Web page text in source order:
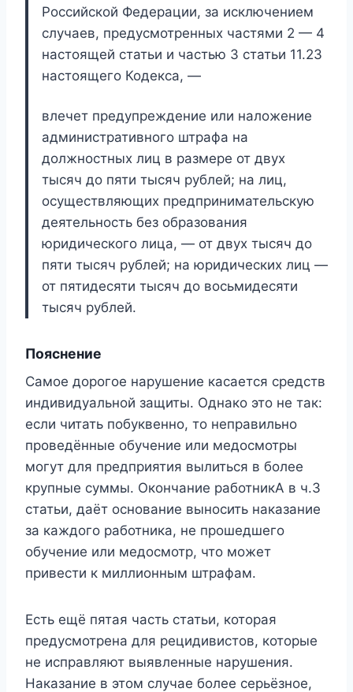
Российской Федерации, за исключением
случаев, предусмотренных частями 2 — 4
настоящей статьи и частью 3 статьи 11.23
настоящего Кодекса, —
влечет предупреждение или наложение
административного штрафа на
должностных лиц в размере от двух
тысяч до пяти тысяч рублей; на лиц,
осуществляющих предпринимательскую
деятельность без образования
юридического лица, — от двух тысяч до
пяти тысяч рублей; на юридических лиц —
от пятидесяти тысяч до восьмидесяти
тысяч рублей.
Пояснение
Самое дорогое нарушение касается средств
индивидуальной защиты. Однако это не так:
если читать побуквенно, то неправильно
проведённые обучение или медосмотры
могут для предприятия вылиться в более
крупные суммы. Окончание работникА в ч.3
статьи, даёт основание выносить наказание
за каждого работника, не прошедшего
обучение или медосмотр, что может
привести к миллионным штрафам.
Есть ещё пятая часть статьи, которая
предусмотрена для рецидивистов, которые
не исправляют выявленные нарушения.
Наказание в этом случае более серьёзное,